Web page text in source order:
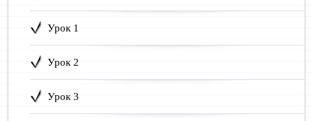
Урок 1
Урок 2
Урок 3